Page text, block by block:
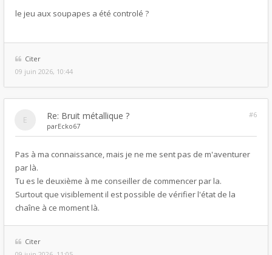
le jeu aux soupapes a été controlé ?
Citer
09 juin 2026, 10:44
Re: Bruit métallique ?
#6
parEcko67
Pas à ma connaissance, mais je ne me sent pas de m'aventurer
par là.
Tu es le deuxième à me conseiller de commencer par la.
Surtout que visiblement il est possible de vérifier l'état de la
chaîne à ce moment là.
Citer